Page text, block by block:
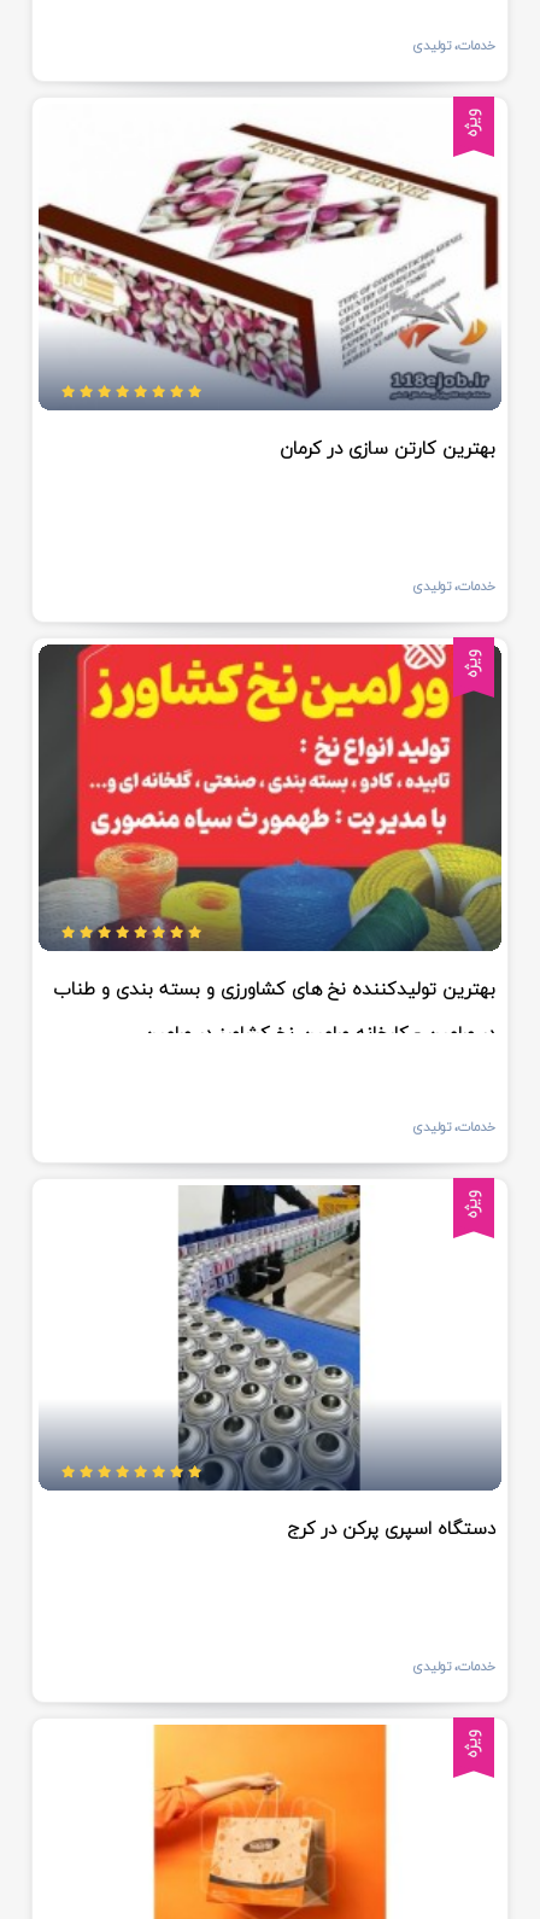
خدمات، تولیدی
ویژه
بهترین کارتن سازی در کرمان
خدمات، تولیدی
ویژه
بهترین تولیدکننده نخ های کشاورزی و بسته بندی و طناب
در ورامین - کارخانه ورامین نخ کشاورز در ورامین
خدمات، تولیدی
ویژه
دستگاه اسپری پرکن در کرج
خدمات، تولیدی
ویژه